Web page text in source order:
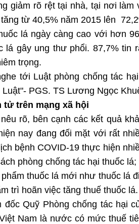
giảm rõ rệt tại nhà, tại nơi
từ 40,5% năm 2015 lên
lá ngày càng cao với hơn
lá gây ung thư phổi. 87,7% tin
trọng.
tới Luật phòng chống tác
PGS. TS Lương Ngọc
tử trên mạng xã hội
rõ, bên cạnh các kết quả
nay đang đối mặt với rất
bệnh COVID-19 thực hiện
phòng chống tác hại thuốc lá;
thuốc lá mới như thuốc lá
trì hoãn việc tăng thuế thuốc lá.
đốc Quỹ Phòng chống tác hại
Nam là nước có mức thuế